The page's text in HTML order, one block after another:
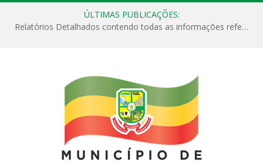
ÚLTIMAS PUBLICAÇÕES:
Relatórios Detalhados contendo todas as informações referentes a execução de recursos destinados ao fomento de projetos culturais no Município de Jacundá entre os anos de 2022 ao presente ano de 2026.